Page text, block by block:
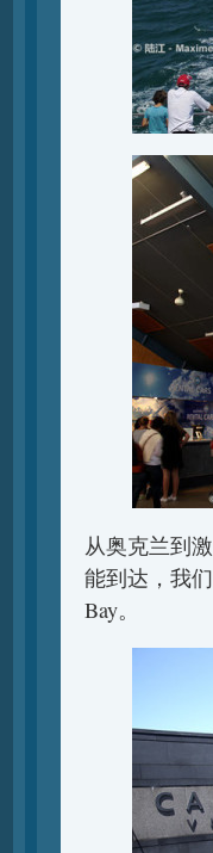
从奥克兰到
能到达，我
Bay。